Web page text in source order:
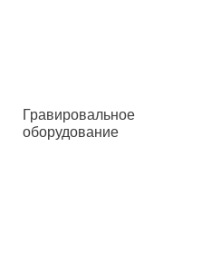
Гравировальное
оборудование